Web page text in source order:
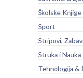
Školske
Sport
Stripovi,
Struka i Nauka
Tehnologija &